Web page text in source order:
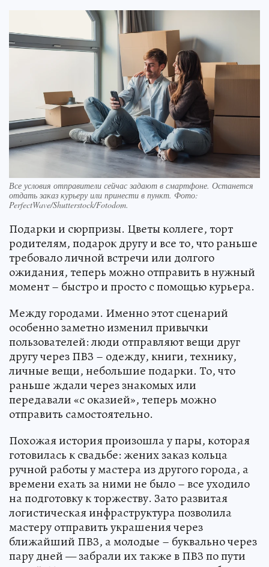
Все условия отправители сейчас задают в смартфоне. Останется
отдать заказ курьеру или принести в пункт. Фото:
PerfectWave/Shutterstock/Fotodom.
Подарки и сюрпризы. Цветы коллеге, торт
родителям, подарок другу и все то, что раньше
требовало личной встречи или долгого
ожидания, теперь можно отправить в нужный
момент – быстро и просто с помощью курьера.
Между городами. Именно этот сценарий
особенно заметно изменил привычки
пользователей: люди отправляют вещи друг
другу через ПВЗ – одежду, книги, технику,
личные вещи, небольшие подарки. То, что
раньше ждали через знакомых или
передавали «с оказией», теперь можно
отправить самостоятельно.
Похожая история произошла у пары, которая
готовилась к свадьбе: жених заказ кольца
ручной работы у мастера из другого города, а
времени ехать за ними не было – все уходило
на подготовку к торжеству. Зато развитая
логистическая инфраструктура позволила
мастеру отправить украшения через
ближайший ПВЗ, а молодые – буквально через
пару дней — забрали их также в ПВЗ по пути